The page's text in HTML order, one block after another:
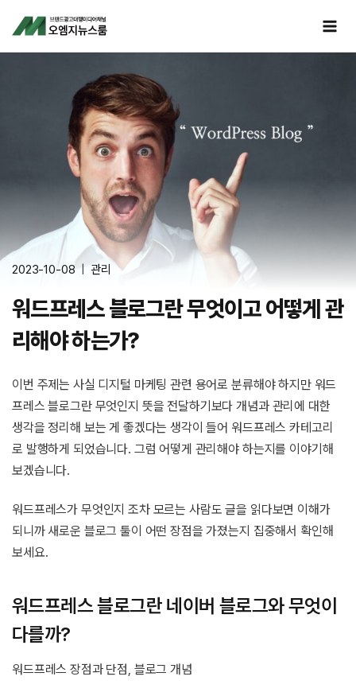
content
2023-10-08 관리
워드프레스 블로그란 무엇이고 어떻게 관
리해야 하는가?
이번 주제는 사실 디지털 마케팅 관련 용어로 분류해야 하지만 워드
프레스 블로그란 무엇인지 뜻을 전달하기보다 개념과 관리에 대한
생각을 정리해 보는 게 좋겠다는 생각이 들어 워드프레스 카테고리
로 발행하게 되었습니다. 그럼 어떻게 관리해야 하는지를 이야기해
보겠습니다.
워드프레스가 무엇인지 조차 모르는 사람도 글을 읽다보면 이해가
되니까 새로운 블로그 툴이 어떤 장점을 가졌는지 집중해서 확인해
보세요.
워드프레스 블로그란 네이버 블로그와 무엇이
다를까?
워드프레스 장점과 단점, 블로그 개념